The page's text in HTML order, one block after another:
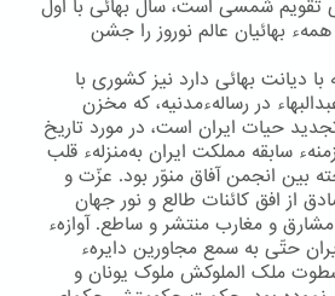
تقویم شمسی است، سال بهائی با اول
بهائیان عالم نوروز را جشن
با دیانت بهائی دارد نیز كشوری با
در رسالهءمدنیه، كه مخزن
حیات ایران است، در مورد تاریخ
سابقه مملکت ایران به‌منزلهء قلب
بین انجمن آفاق منوّر بود. عزّت و
افق کائنات طالع و نور جهان
مشارق و مغارب منتشر و ساطع. آوازهء
حتّی به سمع مجاورین دایرهء
ملک الملوکش ملوک یونان و